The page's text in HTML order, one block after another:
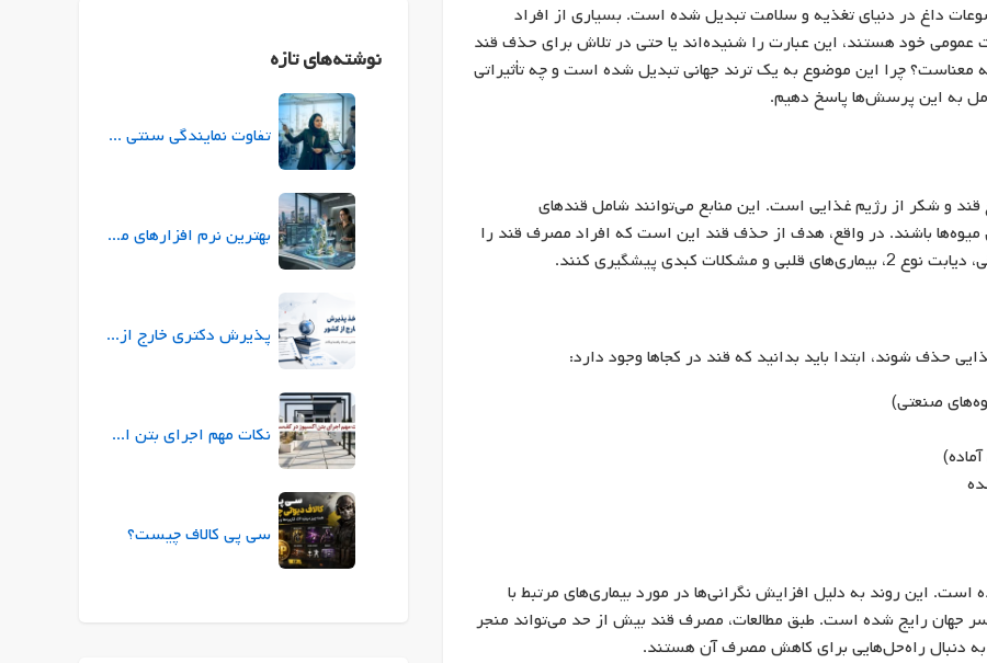
داغ در دنیای تغذیه و سلامت تبدیل شده است. بسیاری از افراد
عمومی خود هستند، این عبارت را شنیده‌اند یا حتی در تلاش برای حذف قند
معناست؟ چرا این موضوع به یک ترند جهانی تبدیل شده است و چه تأثیراتی
به این پرسش‌ها پاسخ دهیم.
و شکر از رژیم غذایی است. این منابع می‌توانند شامل قندهای
میوه‌ها باشند. در واقع، هدف از حذف قند این است که افراد مصرف قند را
کبدی پیشگیری کنند.
حذف شوند، ابتدا باید بدانید که قند در کجاها وجود دارد:
صنعتی)
این روند به دلیل افزایش نگرانی‌ها در مورد بیماری‌های مرتبط با
مانند چاقی و دیابت نوع 2 در سراسر جهان رایج شده است. طبق مطالعات، مصرف قند بیش از حد می‌تواند منجر
دنبال راه‌حل‌هایی برای کاهش مصرف آن هستند.
نوشته‌های تازه
تفاوت نمایندگی سنتی بیمه با نمایندگی ازکی (ازکی‌سلر) در چیست؟
بهترین نرم افزارهای معماری برای طراحی و ارائه پروژه
پذیرش دکتری خارج از کشور |راهنمای جامع شرایط، زبان، بورسیه
نکات مهم اجرای بتن اکسپوز در کف‌سازی
سی پی کالاف چیست؟